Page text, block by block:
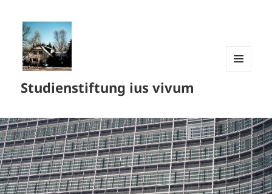
Studienstiftung ius vivum